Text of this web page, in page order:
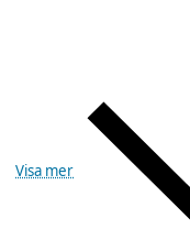
Visa mer